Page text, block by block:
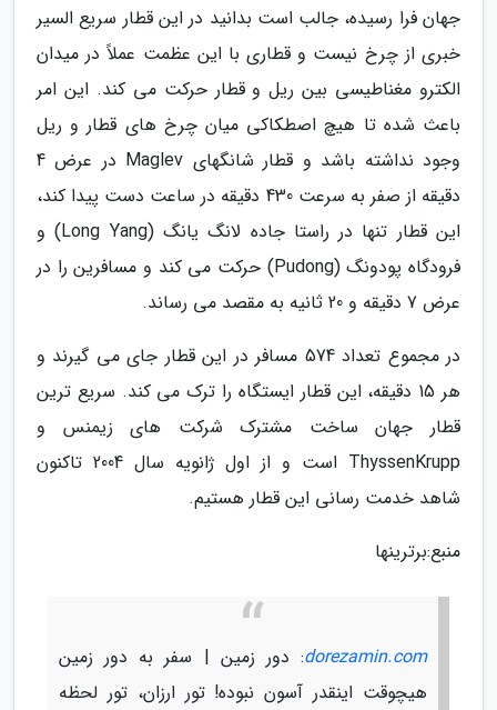
جهان فرا رسیده، جالب است بدانید در این قطار سریع السیر
خبری از چرخ نیست و قطاری با این عظمت عملاً در میدان
الکترو مغناطیسی بین ریل و قطار حرکت می کند. این امر
باعث شده تا هیچ اصطکاکی میان چرخ های قطار و ریل
وجود نداشته باشد و قطار شانگهای Maglev در عرض 4
دقیقه از صفر به سرعت 430 دقیقه در ساعت دست پیدا کند،
این قطار تنها در راستا جاده لانگ یانگ (Long Yang) و
فرودگاه پودونگ (Pudong) حرکت می کند و مسافرین را در
عرض 7 دقیقه و 20 ثانیه به مقصد می رساند.
در مجموع تعداد 574 مسافر در این قطار جای می گیرند و
هر 15 دقیقه، این قطار ایستگاه را ترک می کند. سریع ترین
قطار جهان ساخت مشترک شرکت های زیمنس و
ThyssenKrupp است و از اول ژانویه سال 2004 تاکنون
شاهد خدمت رسانی این قطار هستیم.
منبع:برترینها
dorezamin.com: دور زمین | سفر به دور زمین
هیچوقت اینقدر آسون نبوده! تور ارزان، تور لحظه